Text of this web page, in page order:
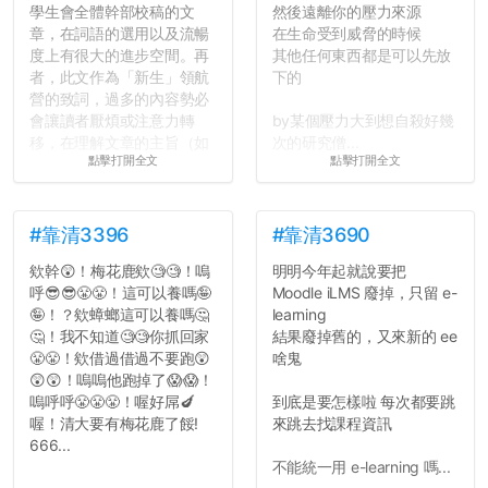
學生會全體幹部校稿的文
章，在詞語的選用以及流暢
度上有很大的進步空間。再
者，此文作為「新生」領航
營的致詞，過多的內容勢必
會讓讀者厭煩或注意力轉
果有的話）前就失去興趣。
的聲明一樣正式，但至少在
用字上多加留意。有些語句
用說的可能會引人發笑或多
聽幾句，但寫成文字時只會
讓人感到疲乏。
2. 文章主題不明
在學生會臉書的貼文中
可以看到，全篇文章以連字
符分為九段，各段可總結
為：
點擊打開全文
然後遠離你的壓力來源
在生命受到威脅的時候
其他任何東西都是可以先放
下的
by某個壓力大到想自殺好幾
點擊打開全文
#靠清3396
欸幹😲！梅花鹿欸🧐🧐！嗚
呼😎😎😤😤！這可以養嗎🤪
🤪！？欸蟑螂這可以養嗎🤔
🤔！我不知道🧐🧐你抓回家
😤😤！欸借過借過不要跑😲
😲😲！嗚嗚他跑掉了😱😱！
嗚呼呼😤😤😤！喔好屌🍆
喔！清大要有梅花鹿了餒!
666...
#靠清3690
明明今年起就說要把
Moodle iLMS 廢掉，只留 e-
learning
結果廢掉舊的，又來新的 ee
啥鬼
到底是要怎樣啦 每次都要跳
來跳去找課程資訊
不能統一用 e-learning 嗎...